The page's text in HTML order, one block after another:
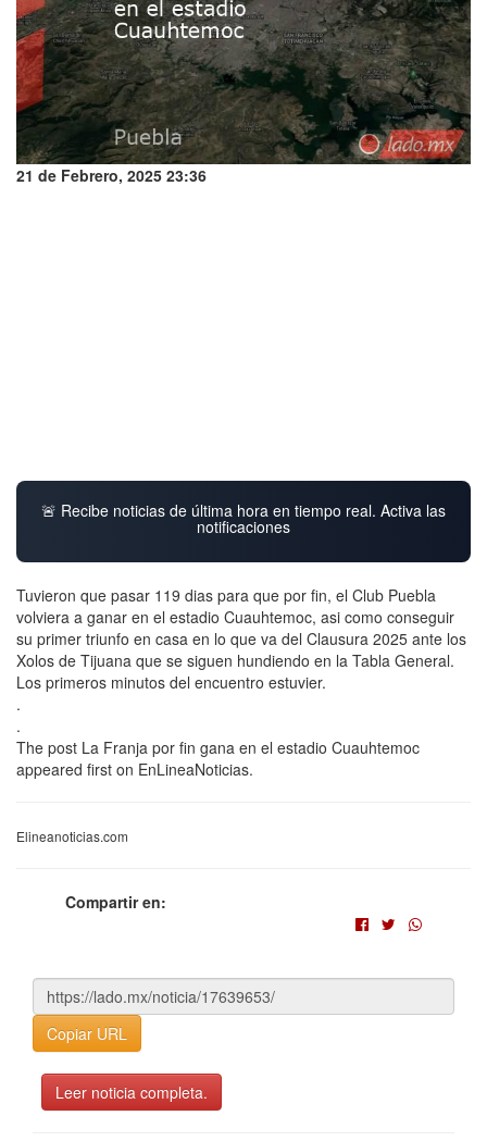
21 de Febrero, 2025 23:36
🚨 Recibe noticias de última hora en tiempo real. Activa las
notificaciones
Tuvieron que pasar 119 dias para que por fin, el Club Puebla
volviera a ganar en el estadio Cuauhtemoc, asi como conseguir
su primer triunfo en casa en lo que va del Clausura 2025 ante los
Xolos de Tijuana que se siguen hundiendo en la Tabla General.
Los primeros minutos del encuentro estuvier.
.
.
The post La Franja por fin gana en el estadio Cuauhtemoc
appeared first on EnLineaNoticias.
Elineanoticias.com
Compartir en:
Copiar URL
Leer noticia completa.